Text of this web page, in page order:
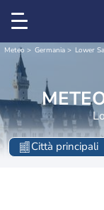
Meteo Germania Lower
Città principali